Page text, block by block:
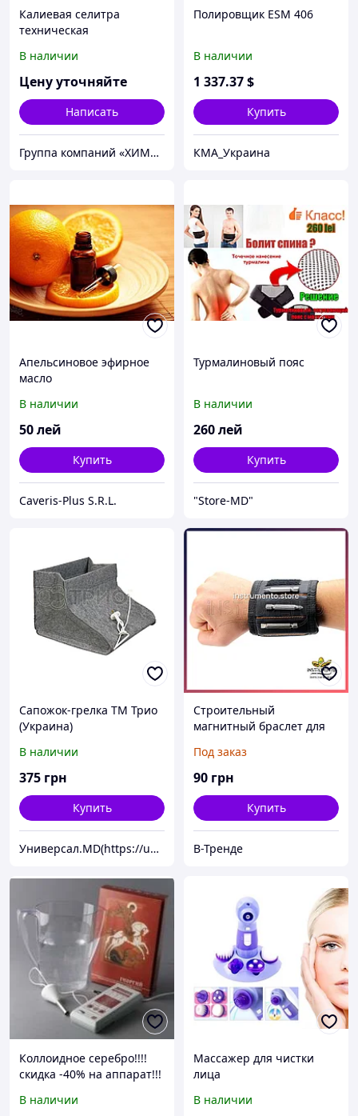
Калиевая селитра
техническая
В наличии
Цену уточняйте
Написать
Группа компаний «ХИМПЭК»
Полировщик ESM 406
В наличии
1 337.37$
Купить
КМА_Украина
Апельсиновое эфирное
масло
В наличии
50лей
Купить
Caveris-Plus S.R.L.
Турмалиновый пояс
В наличии
260лей
Купить
"Store-MD"
Сапожок-грелка ТМ Трио
(Украина)
В наличии
375 грн
Купить
Универсал.MD(https://universal.prom.md/)
Строительный
магнитный браслет для
крепежных элементов
Под заказ
90 грн
Купить
В-Тренде
Коллоидное серебро!!!!
скидка -40% на аппарат!!!
В наличии
Массажер для чистки
лица
В наличии